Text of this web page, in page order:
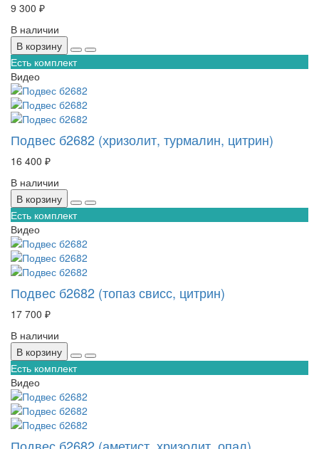
9 300 ₽
В наличии
В корзину
Есть комплект
Видео
Подвес б2682 (хризолит, турмалин, цитрин)
16 400 ₽
В наличии
В корзину
Есть комплект
Видео
Подвес б2682 (топаз свисс, цитрин)
17 700 ₽
В наличии
В корзину
Есть комплект
Видео